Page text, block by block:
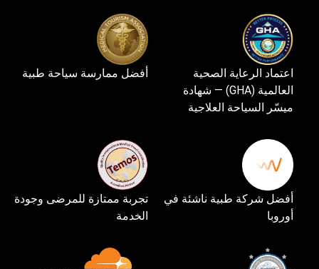
اعتماد الرعاية الصحية
العالمية (GHA) — شهادة
ميسّر السياحة العلاجية
أفضل ممارسة سياحة طبية
أفضل شركة طبية ناشئة في
أوروبا
تجربة ممتازة للمرضى وجودة
الخدمة